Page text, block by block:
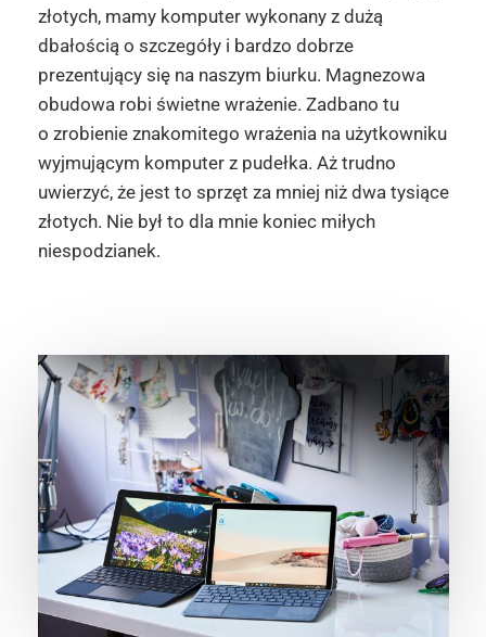
złotych, mamy komputer wykonany z dużą
dbałością o szczegóły i bardzo dobrze
prezentujący się na naszym biurku. Magnezowa
obudowa robi świetne wrażenie. Zadbano tu
o zrobienie znakomitego wrażenia na użytkowniku
wyjmującym komputer z pudełka. Aż trudno
uwierzyć, że jest to sprzęt za mniej niż dwa tysiące
złotych. Nie był to dla mnie koniec miłych
niespodzianek.